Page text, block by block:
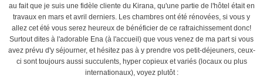
au fait que je suis une fidèle cliente du Kirana, qu'une partie de l'hôtel était en
travaux en mars et avril derniers. Les chambres ont été rénovées, si vous y
allez cet été vous serez heureux de bénéficier de ce rafraichissement donc!
Surtout dites à l'adorable Ena (à l'accueil) que vous venez de ma part si vous
avez prévu d'y séjourner, et hésitez pas à y prendre vos petit-déjeuners, ceux-
ci sont toujours aussi succulents, hyper copieux et variés (locaux ou plus
internationaux), voyez plutôt :